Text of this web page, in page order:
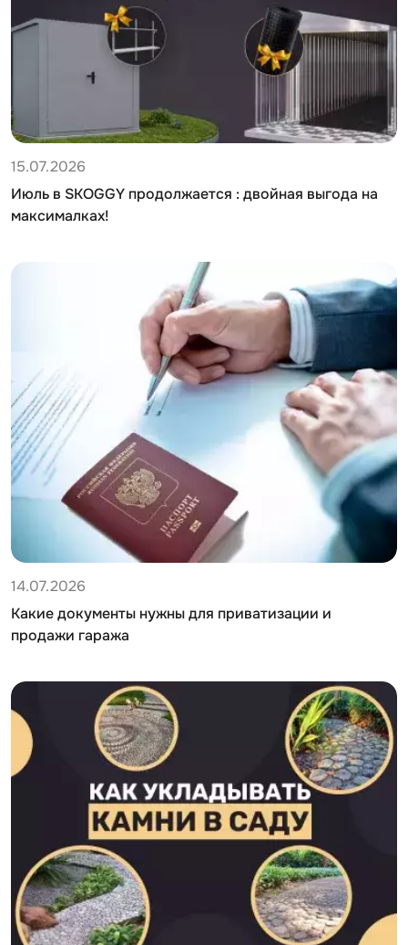
15.07.2026
Июль в SKOGGY продолжается : двойная выгода на
максималках!
14.07.2026
Какие документы нужны для приватизации и
продажи гаража